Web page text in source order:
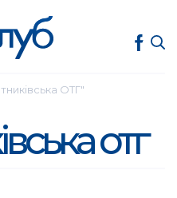
ОТГ"
отг